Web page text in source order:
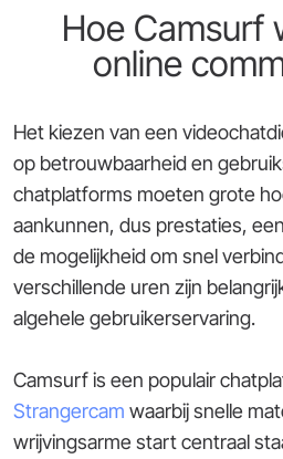
Hoe Camsurf
online
Het kiezen van een
op betrouwbaarheid en
chatplatforms moeten grote
aankunnen, dus prestaties,
de mogelijkheid om snel
verschillende uren zijn
algehele gebruikerservaring.
Camsurf is een populair
Strangercam waarbij snelle
wrijvingsarme start centraal